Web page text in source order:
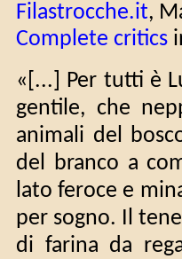
Filastrocche.it,
Complete critics
«[...] Per tutti è
gentile, che
animali del
del branco a
lato feroce e
per sogno. Il
di farina da